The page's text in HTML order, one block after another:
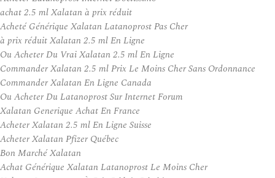
achat 2.5 ml Xalatan à prix réduit
Acheté Générique Xalatan Latanoprost Pas Cher
à prix réduit Xalatan 2.5 ml En Ligne
Ou Acheter Du Vrai Xalatan 2.5 ml En Ligne
Commander Xalatan 2.5 ml Prix Le Moins Cher Sans Ordonnance
Commander Xalatan En Ligne Canada
Ou Acheter Du Latanoprost Sur Internet Forum
Xalatan Generique Achat En France
Acheter Xalatan 2.5 ml En Ligne Suisse
Acheter Xalatan Pfizer Québec
Bon Marché Xalatan
Achat Générique Xalatan Latanoprost Le Moins Cher